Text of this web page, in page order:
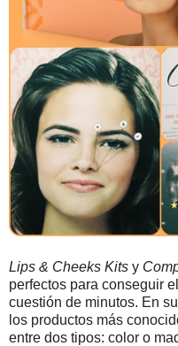
Lips & Cheeks Kits y
perfectos para conseguir
cuestión de minutos. En
los productos más
entre dos tipos: color o